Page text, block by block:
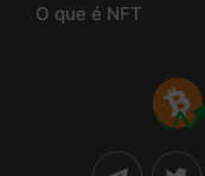
O que é NFT